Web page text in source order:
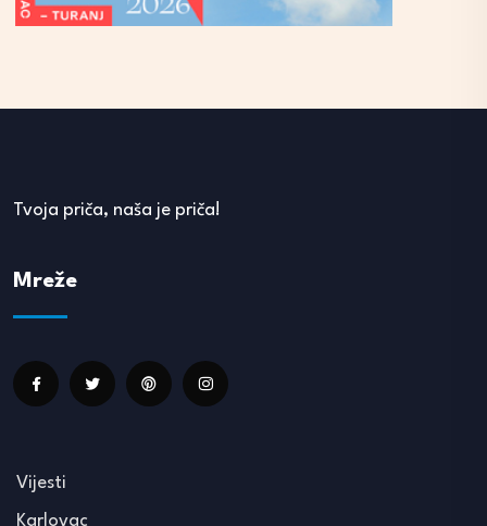
Tvoja priča, naša je priča!
Mreže
Vijesti
Karlovac